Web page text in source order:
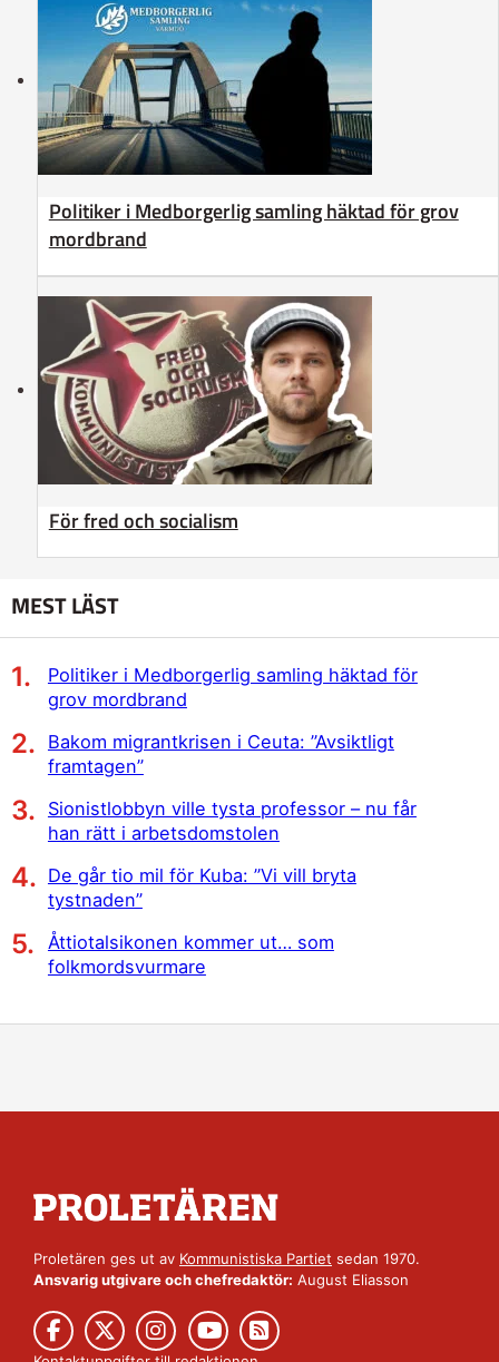
Politiker i Medborgerlig samling häktad för grov
mordbrand
För fred och socialism
MEST LÄST
Politiker i Medborgerlig samling häktad för
grov mordbrand
Bakom migrantkrisen i Ceuta: ”Avsiktligt
framtagen”
Sionistlobbyn ville tysta professor – nu får
han rätt i arbetsdomstolen
De går tio mil för Kuba: ”Vi vill bryta
tystnaden”
Åttiotalsikonen kommer ut… som
folkmordsvurmare
Proletären ges ut av Kommunistiska Partiet sedan 1970.
Ansvarig utgivare och chefredaktör: August Eliasson